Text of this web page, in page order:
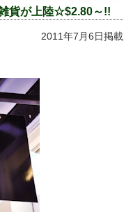
貨が上陸☆$2.80～!!
2011年7月6日掲載